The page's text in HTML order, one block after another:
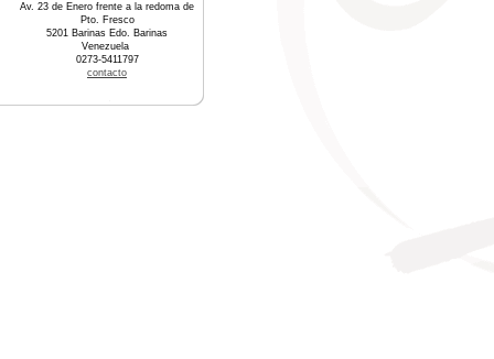
Av. 23 de Enero frente a la redoma de
Pto. Fresco
5201 Barinas Edo. Barinas
Venezuela
0273-5411797
contacto